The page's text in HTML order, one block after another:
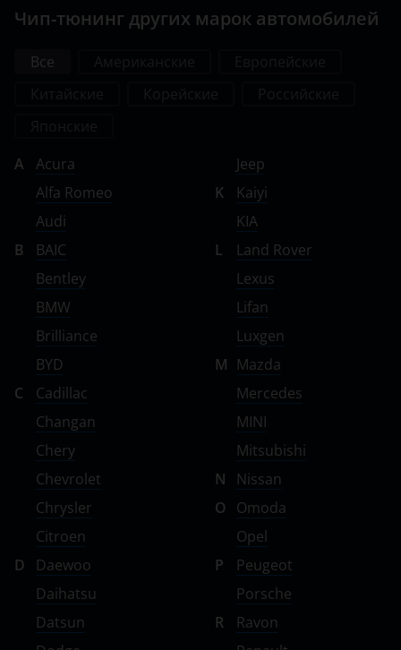
Чип-тюнинг других марок автомобилей
Все
A
Acura
Alfa Romeo
Audi
B
BAIC
Bentley
BMW
Brilliance
BYD
C
Cadillac
Changan
Chery
Chevrolet
Chrysler
Citroen
D
Daewoo
Daihatsu
Datsun
Jeep
K
Kaiyi
KIA
L
Land Rover
Lexus
Lifan
Luxgen
M Mazda
Mercedes
MINI
Mitsubishi
N
Nissan
O
Omoda
Opel
P
Peugeot
Porsche
R
Ravon